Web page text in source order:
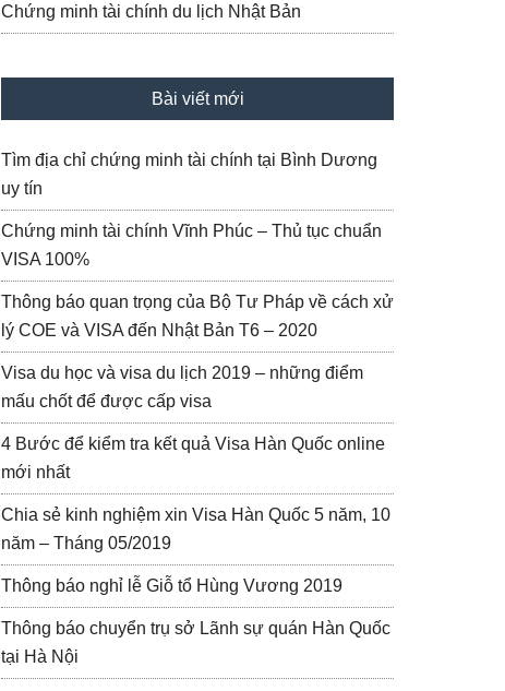
Chứng minh tài chính du lịch Nhật Bản
Bài viết mới
Tìm địa chỉ chứng minh tài chính tại Bình Dương
uy tín
Chứng minh tài chính Vĩnh Phúc – Thủ tục chuẩn
VISA 100%
Thông báo quan trọng của Bộ Tư Pháp về cách xử
lý COE và VISA đến Nhật Bản T6 – 2020
Visa du học và visa du lịch 2019 – những điểm
mấu chốt để được cấp visa
4 Bước để kiểm tra kết quả Visa Hàn Quốc online
mới nhất
Chia sẻ kinh nghiệm xin Visa Hàn Quốc 5 năm, 10
năm – Tháng 05/2019
Thông báo nghỉ lễ Giỗ tổ Hùng Vương 2019
Thông báo chuyển trụ sở Lãnh sự quán Hàn Quốc
tại Hà Nội